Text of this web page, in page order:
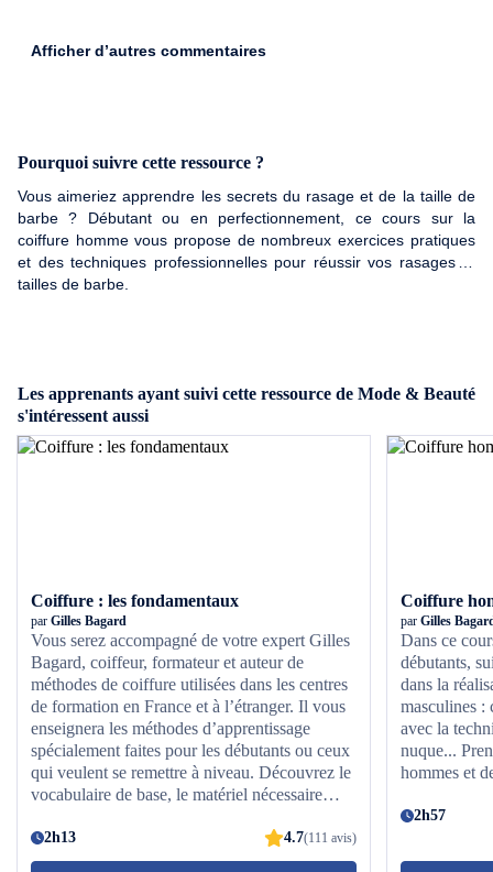
Afficher d’autres commentaires
Pourquoi suivre cette ressource ?
Vous aimeriez apprendre les secrets du rasage et de la taille de
barbe ? Débutant ou en perfectionnement, ce cours sur la
coiffure homme vous propose de nombreux exercices pratiques
et des techniques professionnelles pour réussir vos rasages et
tailles de barbe.
Les apprenants ayant suivi cette ressource de Mode & Beauté
s'intéressent aussi
Coiffure : les fondamentaux
par Gilles Bagard
Vous serez accompagné de votre expert Gilles
Bagard, coiffeur, formateur et auteur de
méthodes de coiffure utilisées dans les centres
de formation en France et à l’étranger. Il vous
enseignera les méthodes d’apprentissage
spécialement faites pour les débutants ou ceux
qui veulent se remettre à niveau. Découvrez le
vocabulaire de base, le matériel nécessaire
effilages, les progressions... À la suite de
chaque chapitre, vous pourrez vous exercer
2h13 4.7(111 avis)
Coiffure
par Gilles
Dans ce
débutants,
dans la
masculines :
avec la
nuque...
hommes et
2h57